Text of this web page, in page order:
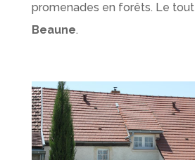
promenades en forêts. Le tout
Beaune.